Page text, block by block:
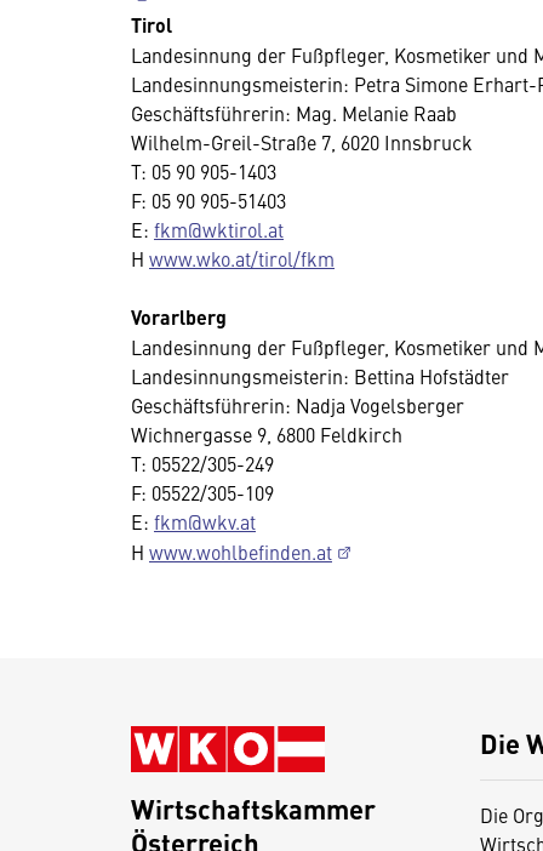
Tirol
Landesinnung der Fußpfleger, Kosmetiker und
Landesinnungsmeisterin: Petra Simone
Geschäftsführerin: Mag. Melanie Raab
Wilhelm-Greil-Straße 7, 6020 Innsbruck
T: 05 90 905-1403
F: 05 90 905-51403
E: fkm@wktirol.at
H www.wko.at/tirol/fkm
Vorarlberg
Landesinnung der Fußpfleger, Kosmetiker und
Landesinnungsmeisterin: Bettina Hofstädter
Geschäftsführerin: Nadja Vogelsberger
Wichnergasse 9, 6800 Feldkirch
T: 05522/305-249
F: 05522/305-109
E: fkm@wkv.at
H www.wohlbefinden.at
Die
Die
Wirtschaftskammer
Österreich